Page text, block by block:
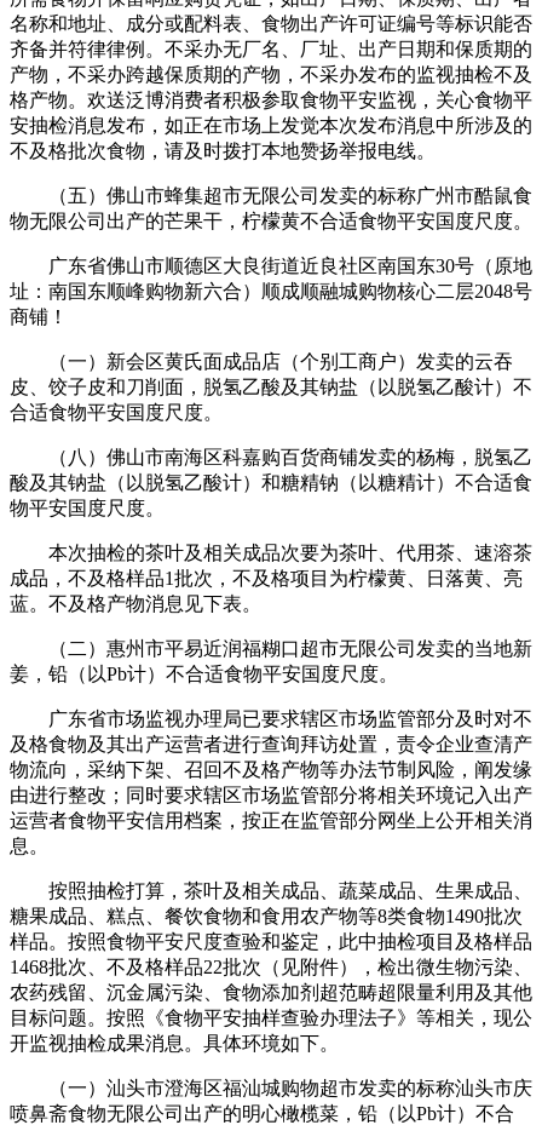
名称和地址、成分或配料表、食物出产许可证编号等标识能否
齐备并符律律例。不采办无厂名、厂址、出产日期和保质期的
产物，不采办跨越保质期的产物，不采办发布的监视抽检不及
格产物。欢送泛博消费者积极参取食物平安监视，关心食物平
安抽检消息发布，如正在市场上发觉本次发布消息中所涉及的
不及格批次食物，请及时拨打本地赞扬举报电线。
（五）佛山市蜂集超市无限公司发卖的标称广州市酷鼠食
物无限公司出产的芒果干，柠檬黄不合适食物平安国度尺度。
广东省佛山市顺德区大良街道近良社区南国东30号（原地
址：南国东顺峰购物新六合）顺成顺融城购物核心二层2048号
商铺！
（一）新会区黄氏面成品店（个别工商户）发卖的云吞
皮、饺子皮和刀削面，脱氢乙酸及其钠盐（以脱氢乙酸计）不
合适食物平安国度尺度。
（八）佛山市南海区科嘉购百货商铺发卖的杨梅，脱氢乙
酸及其钠盐（以脱氢乙酸计）和糖精钠（以糖精计）不合适食
物平安国度尺度。
本次抽检的茶叶及相关成品次要为茶叶、代用茶、速溶茶
成品，不及格样品1批次，不及格项目为柠檬黄、日落黄、亮
蓝。不及格产物消息见下表。
（二）惠州市平易近润福糊口超市无限公司发卖的当地新
姜，铅（以Pb计）不合适食物平安国度尺度。
广东省市场监视办理局已要求辖区市场监管部分及时对不
及格食物及其出产运营者进行查询拜访处置，责令企业查清产
物流向，采纳下架、召回不及格产物等办法节制风险，阐发缘
由进行整改；同时要求辖区市场监管部分将相关环境记入出产
运营者食物平安信用档案，按正在监管部分网坐上公开相关消
息。
按照抽检打算，茶叶及相关成品、蔬菜成品、生果成品、
糖果成品、糕点、餐饮食物和食用农产物等8类食物1490批次
样品。按照食物平安尺度查验和鉴定，此中抽检项目及格样品
1468批次、不及格样品22批次（见附件），检出微生物污染、
农药残留、沉金属污染、食物添加剂超范畴超限量利用及其他
目标问题。按照《食物平安抽样查验办理法子》等相关，现公
开监视抽检成果消息。具体环境如下。
（一）汕头市澄海区福汕城购物超市发卖的标称汕头市庆
喷鼻斋食物无限公司出产的明心橄榄菜，铅（以Pb计）不合